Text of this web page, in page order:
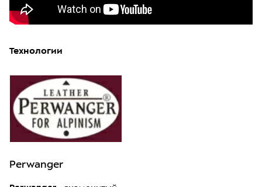
Технологии
Perwanger